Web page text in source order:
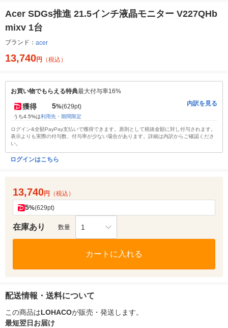
Acer SDGs推進 21.5インチ液晶モニター V227QHb
mixv 1台
ブランド： acer
13,740円 （税込）
お買い物でもらえる特典最大付与率16%
獲得 5%(629pt)
うち4.5%は利用先・期間限定
内訳を見る
ログイン&全額PayPay支払いで獲得できます。原則として税抜金額に対し付与されます。
表示よりも実際の付与数、付与率が少ない場合があります。詳細は内訳からご確認くださ
い。
ログインはこちら
13,740円 （税込）
5%(629pt)
在庫あり 数量 1
カートに入れる
配送情報・送料について
この商品はLOHACOが販売・発送します。
最短翌日お届け